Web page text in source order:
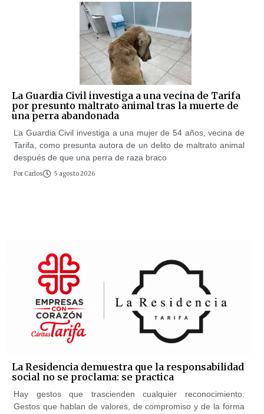
La Guardia Civil investiga a una vecina de Tarifa
por presunto maltrato animal tras la muerte de
una perra abandonada
La Guardia Civil investiga a una mujer de 54 años, vecina de
Tarifa, como presunta autora de un delito de maltrato animal
después de que una perra de raza braco
Por Carlos 5 agosto 2026
La Residencia demuestra que la responsabilidad
social no se proclama: se practica
Hay gestos que trascienden cualquier reconocimiento.
Gestos que hablan de valores, de compromiso y de la forma